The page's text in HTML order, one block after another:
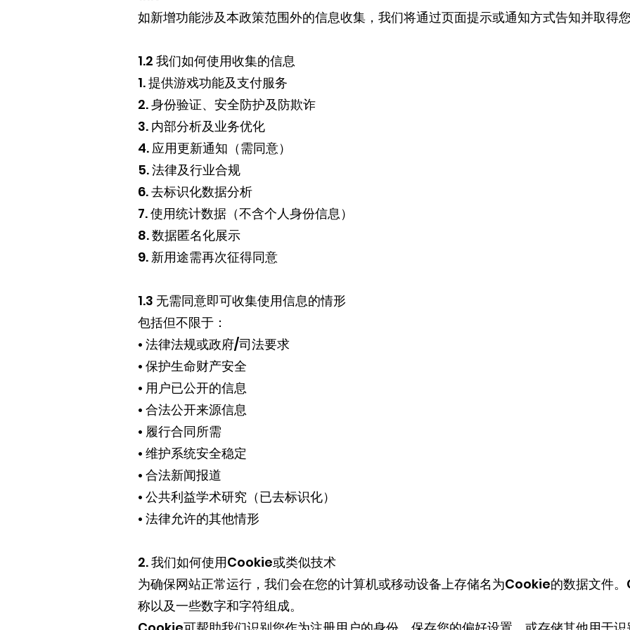
如新增功能涉及本政策范围外的信息收集，我们将通过页面提示或通知方式告知并取得您
1.2 我们如何使用收集的信息
1. 提供游戏功能及支付服务
2. 身份验证、安全防护及防欺诈
3. 内部分析及业务优化
4. 应用更新通知（需同意）
5. 法律及行业合规
6. 去标识化数据分析
7. 使用统计数据（不含个人身份信息）
8. 数据匿名化展示
9. 新用途需再次征得同意
1.3 无需同意即可收集使用信息的情形
包括但不限于：
• 法律法规或政府/司法要求
• 保护生命财产安全
• 用户已公开的信息
• 合法公开来源信息
• 履行合同所需
• 维护系统安全稳定
• 合法新闻报道
• 公共利益学术研究（已去标识化）
• 法律允许的其他情形
2. 我们如何使用Cookie或类似技术
为确保网站正常运行，我们会在您的计算机或移动设备上存储名为Cookie的数据文件
称以及一些数字和字符组成。